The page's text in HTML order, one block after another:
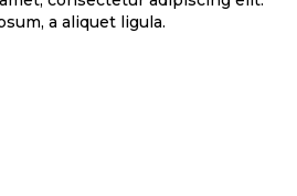
a aliquet ligula.